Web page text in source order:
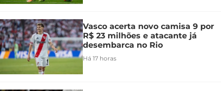
Vasco acerta novo camisa 9 por
R$ 23 milhões e atacante já
desembarca no Rio
Há 17 horas